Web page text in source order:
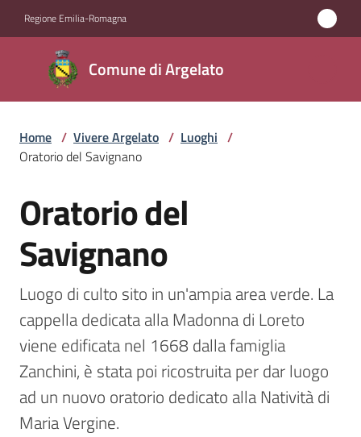
Regione Emilia-Romagna
Comune di Argelato
Comune
di
Argelato
Novità
Servizi
Vivere
Argelato
Menu selezionato
Amministrazione
Home / Vivere Argelato / Luoghi /
Oratorio del Savignano
Salta al contenuto
Oratorio del
Savignano
Luogo di culto sito in un'ampia area verde. La
cappella dedicata alla Madonna di Loreto
viene edificata nel 1668 dalla famiglia
Zanchini, è stata poi ricostruita per dar luogo
ad un nuovo oratorio dedicato alla Natività di
Maria Vergine.